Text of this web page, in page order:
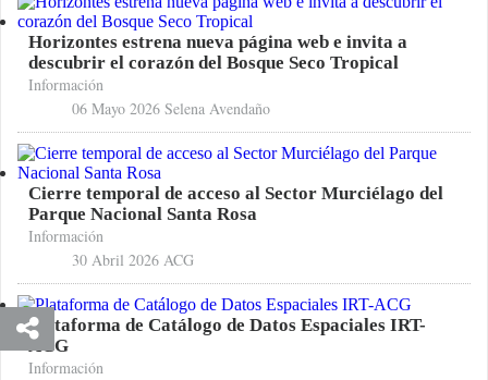
Horizontes estrena nueva página web e invita a
descubrir el corazón del Bosque Seco Tropical
Información
06 Mayo 2026 Selena Avendaño
Cierre temporal de acceso al Sector Murciélago del
Parque Nacional Santa Rosa
Información
30 Abril 2026 ACG
Plataforma de Catálogo de Datos Espaciales IRT-
ACG
Información